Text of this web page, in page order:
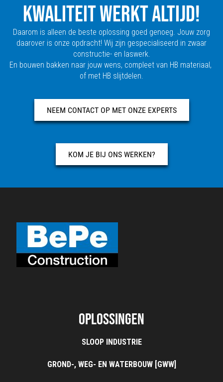
KWALITEIT WERKT ALTIJD!
Daarom is alleen de beste oplossing goed genoeg. Jouw zorg
daarover is onze opdracht! Wij zijn gespecialiseerd in zwaar
constructie- en laswerk.
En bouwen bakken naar jouw wens, compleet van HB materiaal,
of met HB slijtdelen.
NEEM CONTACT OP MET ONZE EXPERTS
KOM JE BIJ ONS WERKEN?
Oplossingen
SLOOP INDUSTRIE
GROND-, WEG- EN WATERBOUW [GWW]